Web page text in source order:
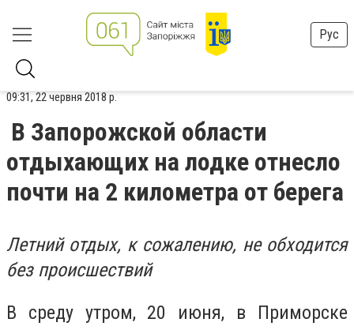
Рус
09:31, 22 червня 2018 р.
В Запорожской области
отдыхающих на лодке отнесло
почти на 2 километра от берега
Летний отдых, к сожалению, не обходится
без происшествий
В среду утром, 20 июня, в Приморске